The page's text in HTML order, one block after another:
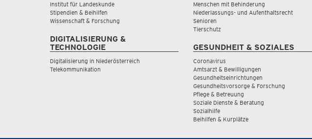
Institut für Landeskunde
Stipendien & Beihilfen
Wissenschaft & Forschung
DIGITALISIERUNG &
TECHNOLOGIE
Digitalisierung in Niederösterreich
Telekommunikation
Menschen mit Behinderung
Niederlassungs- und Aufenthaltsrecht
Senioren
Tierschutz
GESUNDHEIT & SOZIALES
Coronavirus
Amtsarzt & Bewilligungen
Gesundheitseinrichtungen
Gesundheitsvorsorge & Forschung
Pflege & Betreuung
Soziale Dienste & Beratung
Sozialhilfe
Beihilfen & Kurplätze